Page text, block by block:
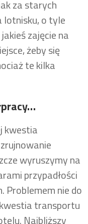
za starych
lotnisku, o tyle
zajęcie na
żeby się
te kilka
kwestia
wyruszymy na
przypadłości
Problemem nie do
transportu
Najbliższy